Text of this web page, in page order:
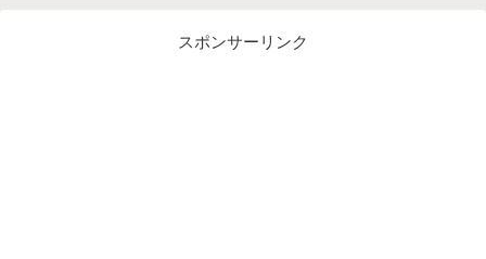
スポンサーリンク